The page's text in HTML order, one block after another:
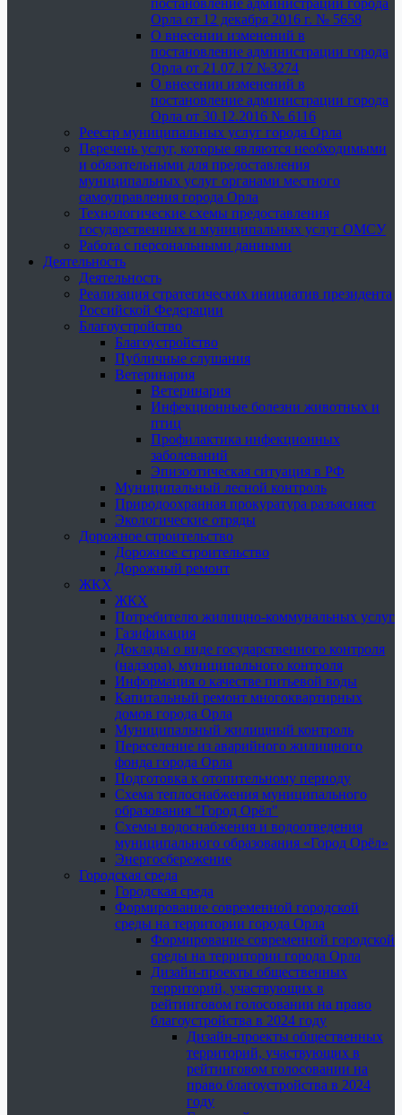
постановление администрации города
Орла от 12 декабря 2016 г. № 5658
О внесении изменений в
постановление администрации города
Орла от 21.07.17 №3274
О внесении изменений в
постановление администрации города
Орла от 30.12.2016 № 6116
Реестр муниципальных услуг города Орла
Перечень услуг, которые являются необходимыми
и обязательными для предоставления
муниципальных услуг органами местного
самоуправления города Орла
Технологические схемы предоставления
государственных и муниципальных услуг ОМСУ
Работа с персональными данными
Деятельность
Деятельность
Реализация стратегических инициатив президента
Российской Федерации
Благоустройство
Благоустройство
Публичные слушания
Ветеринария
Ветеринария
Инфекционные болезни животных и
птиц
Профилактика инфекционных
заболеваний
Эпизоотическая ситуация в РФ
Муниципальный лесной контроль
Природоохранная прокуратура разъясняет
Экологические отряды
Дорожное строительство
Дорожное строительство
Дорожный ремонт
ЖКХ
ЖКХ
Потребителю жилищно-коммунальных услуг
Газификация
Доклады о виде государственного контроля
(надзора), муниципального контроля
Информация о качестве питьевой воды
Капитальный ремонт многоквартирных
домов города Орла
Муниципальный жилищный контроль
Переселение из аварийного жилищного
фонда города Орла
Подготовка к отопительному периоду
Схема теплоснабжения муниципального
образования "Город Орёл"
Схемы водоснабжения и водоотведения
муниципального образования «Город Орёл»
Энергосбережение
Городская среда
Городская среда
Формирование современной городской
среды на территории города Орла
Формирование современной городской
среды на территории города Орла
Дизайн-проекты общественных
территорий, участвующих в
рейтинговом голосовании на право
благоустройства в 2024 году
Дизайн-проекты общественных
территорий, участвующих в
рейтинговом голосовании на
право благоустройства в 2024
году